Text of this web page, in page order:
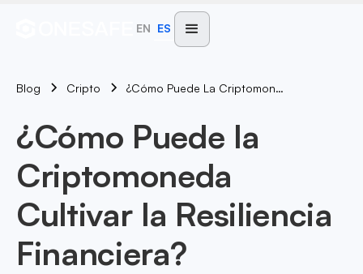
EN ES
Blog Cripto ¿Cómo Puede La Criptomoneda Cultivar La Resiliencia Financiera?
¿Cómo Puede la
Criptomoneda
Cultivar la Resiliencia
Financiera?